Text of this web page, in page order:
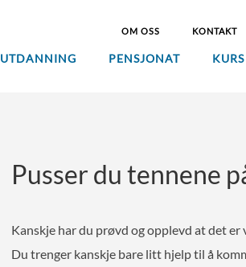
OM OSS KONTAKT
UTDANNING PENSJONAT
Pusser du tennene
Kanskje har du prøvd og opplevd at det er
Du trenger kanskje bare litt hjelp til å